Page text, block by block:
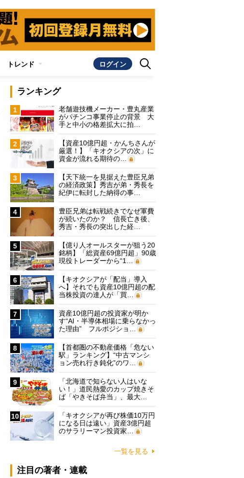
トレンド ログイン
ランキング
1
老舗遊技機メーカー・豊丸産業
がパチンコ事業停止の背景 大
手と中小の格差拡大に拍…
2
【資産10億円超・かんちさんが
厳選！】「キオクシアの次」に
資金が流れる期待の…
3
【天下統一を見据えた豊臣兄弟
の経済政策】秀吉が弟・秀長を
紀伊に転封した納得の事…
4
豊臣兄弟は転戦続きでなぜ軍費
が続いたのか？ 信長亡き後、
秀吉・秀長の突出した経…
5
【億り人オールスターが狙う20
銘柄】「総資産69億円超」90歳
現役トレーダーから“1…
6
【キオクシアが「配当」導入
へ】それでも資産10億円超の配
当株投資の達人が「買…
7
資産10億円超の投資家が明か
す“AI・半導体相場に乗らなかっ
た理由” フルポジショ…
8
【首都圏の不動産価格「危ない
駅」ランキング】“中古マンシ
ョン売れ行き鈍化”のワ…
9
「北海道で知らない人はいな
い！」道民熱愛のカップ焼きそ
ば「やきそば弁当」、最大…
10
「キオクシアが再び株価10万円
になる日は遠い」資産3億円超
のサラリーマン投資家…
一覧を見る
注目の著者・連載